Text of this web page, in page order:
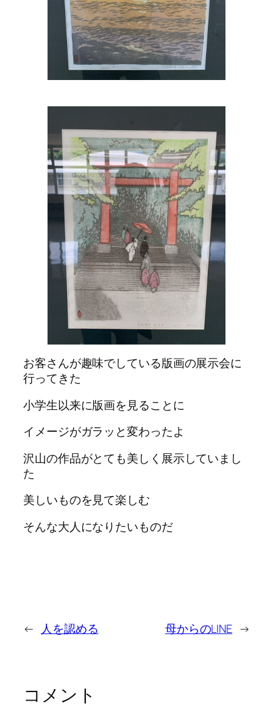
お客さんが趣味でしている版画の展示会に
行ってきた
小学生以来に版画を見ることに
イメージがガラッと変わったよ
沢山の作品がとても美しく展示していまし
た
美しいものを見て楽しむ
そんな大人になりたいものだ
← 人を認める 母からのLINE →
コメント